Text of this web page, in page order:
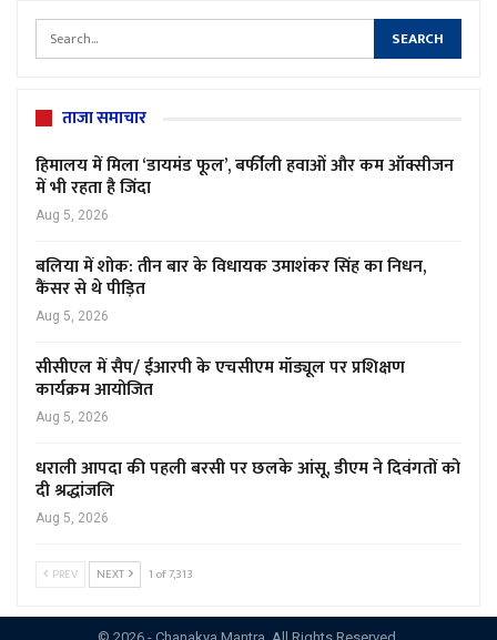
ताजा समाचार
हिमालय में मिला ‘डायमंड फूल’, बर्फीली हवाओं और कम ऑक्सीजन
में भी रहता है जिंदा
Aug 5, 2026
बलिया में शोक: तीन बार के विधायक उमाशंकर सिंह का निधन,
कैंसर से थे पीड़ित
Aug 5, 2026
सीसीएल में सैप/ ईआरपी के एचसीएम मॉड्यूल पर प्रशिक्षण
कार्यक्रम आयोजित
Aug 5, 2026
धराली आपदा की पहली बरसी पर छलके आंसू, डीएम ने दिवंगतों को
दी श्रद्धांजलि
Aug 5, 2026
PREV NEXT 1 of 7,313